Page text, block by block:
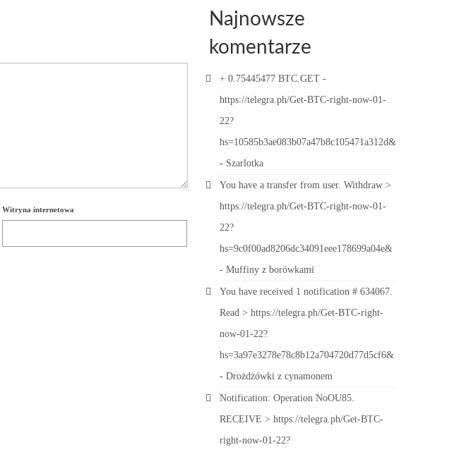
Witryna internetowa
Najnowsze
komentarze
+ 0.75445477 BTC.GET -
https://telegra.ph/Get-BTC-right-now-01-
22?
hs=10585b3ae083b07a47b8c105471a312d&
- Szarlotka
You have a transfer from user. Withdrаw >
https://telegra.ph/Get-BTC-right-now-01-
22?
hs=9c0f00ad8206dc34091eee178699a04e&
- Muffiny z borówkami
You have received 1 notification # 634067.
Read > https://telegra.ph/Get-BTC-right-
now-01-22?
hs=3a97e3278e78c8b12a704720d77d5cf6&
- Drożdżówki z cynamonem
Notification: Operation NoOU85.
RECEIVE > https://telegra.ph/Get-BTC-
right-now-01-22?